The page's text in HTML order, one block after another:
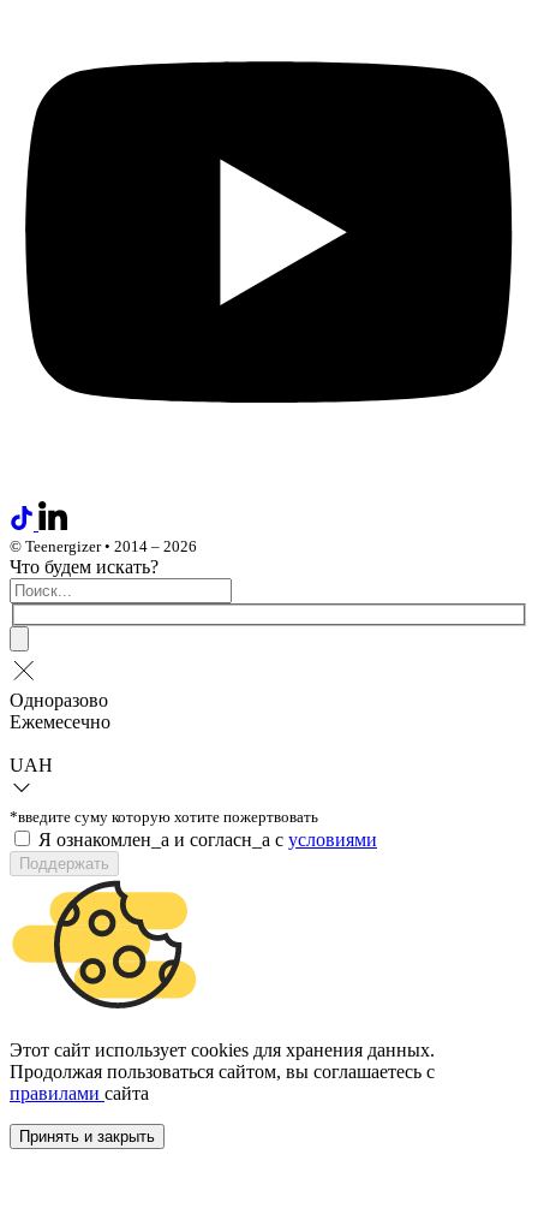
© Teenergizer • 2014 – 2026
Что будем искать?
Одноразово
Ежемесечно
UAH
*введите суму которую хотите пожертвовать
Я ознакомлен_а и согласн_а c условиями
Поддержать
Этот сайт использует cookies для хранения данных.
Продолжая пользоваться сайтом, вы соглашаетесь с
правилами сайта
Принять и закрыть